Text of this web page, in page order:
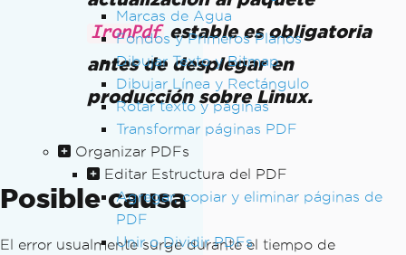
Marcas de Agua
Fondos y Primeros Planos
Dibujar Texto y Bitmap
Dibujar Línea y Rectángulo
Rotar texto y páginas
Transformar páginas PDF
Organizar PDFs
Editar Estructura del PDF
Agregar, copiar y eliminar páginas de
PDF
Unir o Dividir PDFs
IronPdf estable es obligatoria
antes de desplegar en
producción sobre Linux.
Posible causa
El error usualmente surge durante el tiempo de